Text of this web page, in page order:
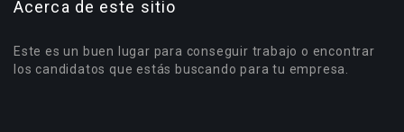
Acerca de este sitio
Este es un buen lugar para conseguir trabajo o encontrar
los candidatos que estás buscando para tu empresa.